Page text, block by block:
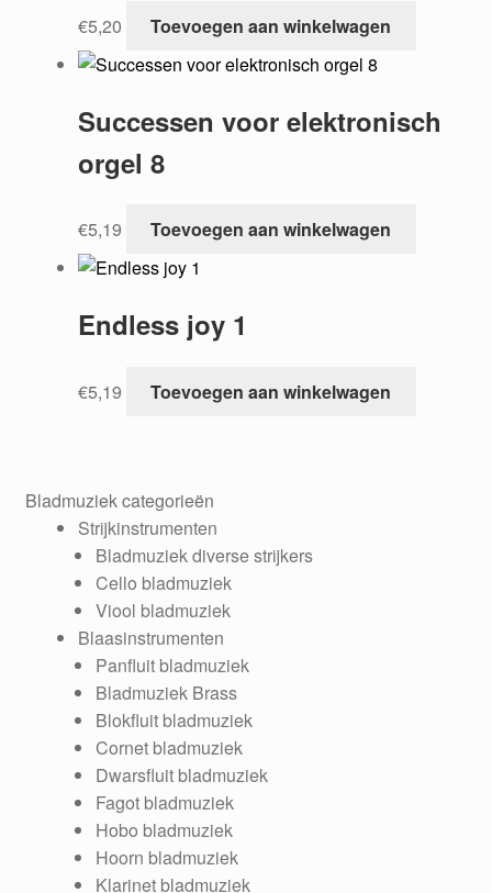
€5,20 Toevoegen aan winkelwagen
Successen voor elektronisch
orgel 8
€5,19 Toevoegen aan winkelwagen
Endless joy 1
€5,19 Toevoegen aan winkelwagen
Bladmuziek categorieën
Strijkinstrumenten
Bladmuziek diverse strijkers
Cello bladmuziek
Viool bladmuziek
Blaasinstrumenten
Panfluit bladmuziek
Bladmuziek Brass
Blokfluit bladmuziek
Cornet bladmuziek
Dwarsfluit bladmuziek
Fagot bladmuziek
Hobo bladmuziek
Hoorn bladmuziek
Klarinet bladmuziek